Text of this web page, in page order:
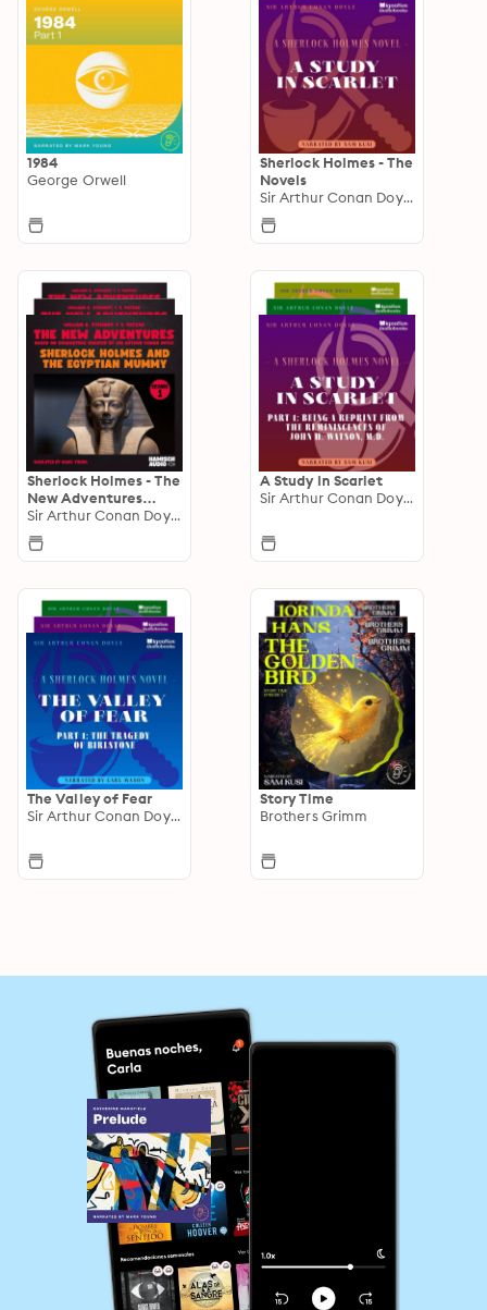
1984
George Orwell
Sherlock Holmes - The
Novels
Sir Arthur Conan Doyle
Sherlock Holmes - The
New Adventures
narrated by Mark
Young
Sir Arthur Conan Doyle
A Study in Scarlet
Sir Arthur Conan Doyle
The Valley of Fear
Sir Arthur Conan Doyle
Story Time
Brothers Grimm